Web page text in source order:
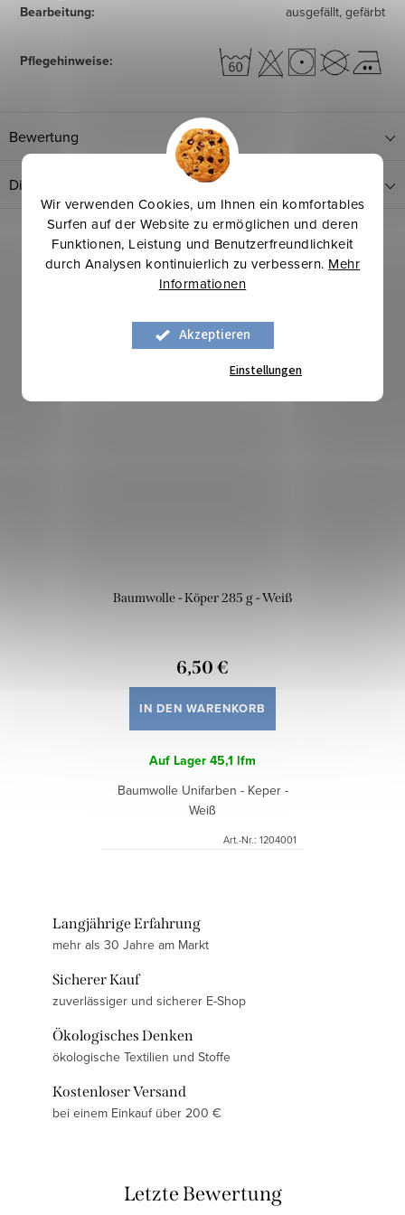
Wir verwenden Cookies, um Ihnen ein komfortables
Surfen auf der Website zu ermöglichen und deren
Funktionen, Leistung und Benutzerfreundlichkeit
durch Analysen kontinuierlich zu verbessern. Mehr
Informationen
Akzeptieren
Einstellungen
Bearbeitung: ausgefällt, gefärbt
Pflegehinweise:
Bewertung
Diskussion
Baumwolle - Köper 285 g - Weiß
6,50 €
IN DEN WARENKORB
Auf Lager 45,1 lfm
Baumwolle Unifarben - Keper -
Weiß
Art.-Nr.: 1204001
Langjährige Erfahrung
mehr als 30 Jahre am Markt
Sicherer Kauf
zuverlässiger und sicherer E-Shop
Ökologisches Denken
ökologische Textilien und Stoffe
Kostenloser Versand
bei einem Einkauf über 200 €
Letzte Bewertung